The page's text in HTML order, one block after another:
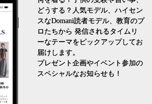
どうする？人気モデル、ハイセン
スなDomani読者モデル、教育のプ
ロたちから 発信されるタイムリ
ーなテーマをピックアップしてお
届けします。
プレゼント企画やイベント参加の
スペシャルなお知らせも！